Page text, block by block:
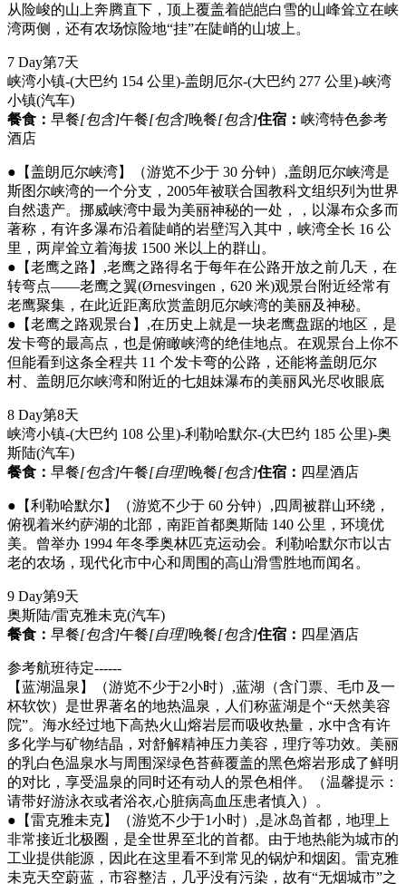
从险峻的山上奔腾直下，顶上覆盖着皑皑白雪的山峰耸立在峡
湾两侧，还有农场惊险地“挂”在陡峭的山坡上。
7 Day第7天
峡湾小镇-(大巴约 154 公里)-盖朗厄尔-(大巴约 277 公里)-峡湾
小镇(汽车)
餐食： 早餐[包含]午餐[包含]晚餐[包含]住宿： 峡湾特色参考
酒店
●【盖朗厄尔峡湾】（游览不少于 30 分钟）,盖朗厄尔峡湾是
斯图尔峡湾的一个分支，2005年被联合国教科文组织列为世界
自然遗产。挪威峡湾中最为美丽神秘的一处，，以瀑布众多而
著称，有许多瀑布沿着陡峭的岩壁泻入其中，峡湾全长 16 公
里，两岸耸立着海拔 1500 米以上的群山。
●【老鹰之路】,老鹰之路得名于每年在公路开放之前几天，在
转弯点——老鹰之翼(Ørnesvingen，620 米)观景台附近经常有
老鹰聚集，在此近距离欣赏盖朗厄尔峡湾的美丽及神秘。
●【老鹰之路观景台】,在历史上就是一块老鹰盘踞的地区，是
发卡弯的最高点，也是俯瞰峡湾的绝佳地点。在观景台上你不
但能看到这条全程共 11 个发卡弯的公路，还能将盖朗厄尔
村、盖朗厄尔峡湾和附近的七姐妹瀑布的美丽风光尽收眼底
8 Day第8天
峡湾小镇-(大巴约 108 公里)-利勒哈默尔-(大巴约 185 公里)-奥
斯陆(汽车)
餐食： 早餐[包含]午餐[自理]晚餐[包含]住宿： 四星酒店
●【利勒哈默尔】（游览不少于 60 分钟）,四周被群山环绕，
俯视着米约萨湖的北部，南距首都奥斯陆 140 公里，环境优
美。曾举办 1994 年冬季奥林匹克运动会。利勒哈默尔市以古
老的农场，现代化市中心和周围的高山滑雪胜地而闻名。
9 Day第9天
奥斯陆/雷克雅未克(汽车)
餐食： 早餐[包含]午餐[自理]晚餐[包含]住宿： 四星酒店
参考航班待定------
【蓝湖温泉】（游览不少于2小时）,蓝湖（含门票、毛巾及一
杯软饮）是世界著名的地热温泉，人们称蓝湖是个“天然美容
院”。海水经过地下高热火山熔岩层而吸收热量，水中含有许
多化学与矿物结晶，对舒解精神压力美容，理疗等功效。美丽
的乳白色温泉水与周围深绿色苔藓覆盖的黑色熔岩形成了鲜明
的对比，享受温泉的同时还有动人的景色相伴。（温馨提示：
请带好游泳衣或者浴衣,心脏病高血压患者慎入）。
●【雷克雅未克】（游览不少于1小时）,是冰岛首都，地理上
非常接近北极圈，是全世界至北的首都。由于地热能为城市的
工业提供能源，因此在这里看不到常见的锅炉和烟囱。雷克雅
未克天空蔚蓝，市容整洁，几乎没有污染，故有“无烟城市”之